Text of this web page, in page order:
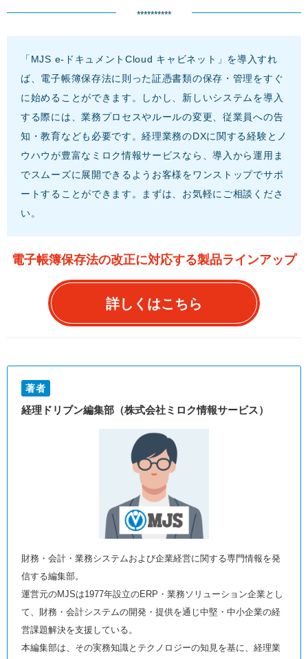
**********
「MJS e-ドキュメントCloud キャビネット」を導入すれ
ば、電子帳簿保存法に則った証憑書類の保存・管理をすぐ
に始めることができます。しかし、新しいシステムを導入
する際には、業務プロセスやルールの変更、従業員への告
知・教育なども必要です。経理業務のDXに関する経験とノ
ウハウが豊富なミロク情報サービスなら、導入から運用ま
でスムーズに展開できるようお客様をワンストップでサポ
ートすることができます。まずは、お気軽にご相談くださ
い。
電子帳簿保存法の改正に対応する製品ラインアップ
詳しくはこちら
著者
経理ドリブン編集部（株式会社ミロク情報サービス）
財務・会計・業務システムおよび企業経営に関する専門情報を発
信する編集部。
運営元のMJSは1977年設立のERP・業務ソリューション企業とし
て、財務・会計システムの開発・提供を通じ中堅・中小企業の経
営課題解決を支援している。
本編集部は、その実務知識とテクノロジーの知見を基に、経理業